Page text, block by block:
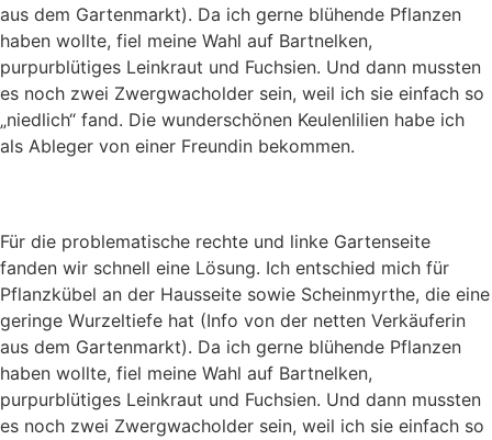
aus dem Gartenmarkt). Da ich gerne blühende Pflanzen
haben wollte, fiel meine Wahl auf Bartnelken,
purpurblütiges Leinkraut und Fuchsien. Und dann mussten
es noch zwei Zwergwacholder sein, weil ich sie einfach so
„niedlich“ fand. Die wunderschönen Keulenlilien habe ich
als Ableger von einer Freundin bekommen.
Für die problematische rechte und linke Gartenseite
fanden wir schnell eine Lösung. Ich entschied mich für
Pflanzkübel an der Hausseite sowie Scheinmyrthe, die eine
geringe Wurzeltiefe hat (Info von der netten Verkäuferin
aus dem Gartenmarkt). Da ich gerne blühende Pflanzen
haben wollte, fiel meine Wahl auf Bartnelken,
purpurblütiges Leinkraut und Fuchsien. Und dann mussten
es noch zwei Zwergwacholder sein, weil ich sie einfach so